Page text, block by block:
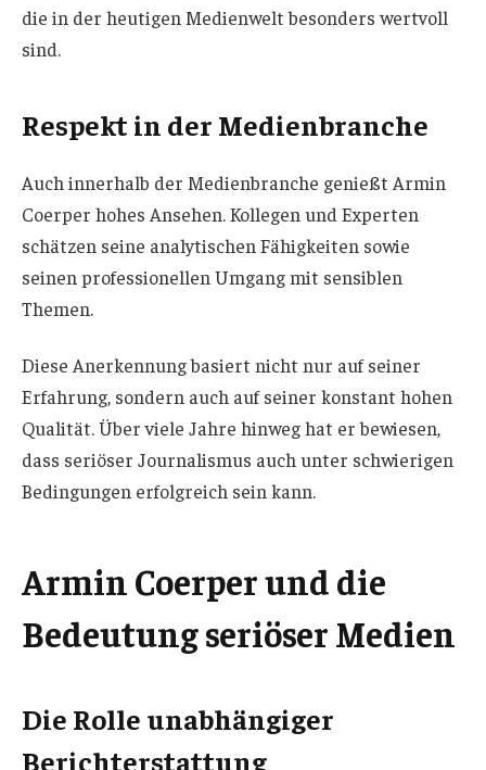
die in der heutigen Medienwelt besonders wertvoll
sind.
Respekt in der Medienbranche
Auch innerhalb der Medienbranche genießt Armin
Coerper hohes Ansehen. Kollegen und Experten
schätzen seine analytischen Fähigkeiten sowie
seinen professionellen Umgang mit sensiblen
Themen.
Diese Anerkennung basiert nicht nur auf seiner
Erfahrung, sondern auch auf seiner konstant hohen
Qualität. Über viele Jahre hinweg hat er bewiesen,
dass seriöser Journalismus auch unter schwierigen
Bedingungen erfolgreich sein kann.
Armin Coerper und die
Bedeutung seriöser Medien
Die Rolle unabhängiger
Berichterstattung